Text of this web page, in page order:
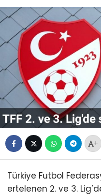
+
Türkiye Futbol
ertelenen 2. ve 3.